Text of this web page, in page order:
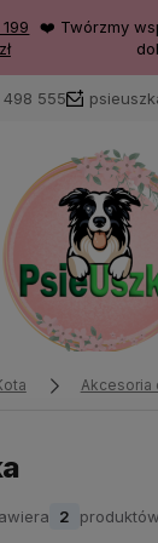
zł
❤️ Twórzmy
498 555
Akcesoria
2 produktów